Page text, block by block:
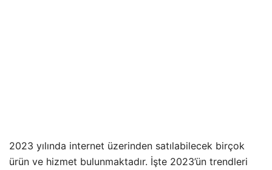
2023 yılında internet üzerinden satılabilecek birçok
ürün ve hizmet bulunmaktadır. İşte 2023’ün trendleri